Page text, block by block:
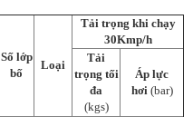
Số lớp
bố
Loại
Tải trọng khi chạy
30Kmp/h
Tải
trọng tối
đa
(kgs)
Áp lực
hơi(bar)